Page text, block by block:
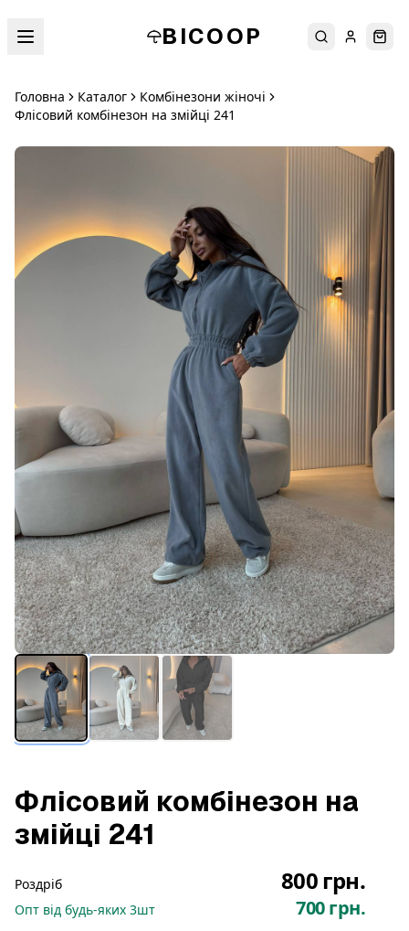
BICOOP ПошукУвійти
Головна Каталог
Комбінезони жіночі
Флісовий комбінезон на змійці 241
Флісовий комбінезон на
змійці 241
Роздріб 800 грн.
Опт від будь-яких 3шт 700 грн.